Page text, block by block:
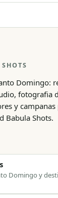
Domingo:
fotografia
y campanas
Babula Shots.
Domingo y